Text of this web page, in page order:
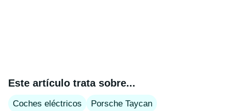
Este artículo trata sobre...
Coches eléctricos Porsche Taycan